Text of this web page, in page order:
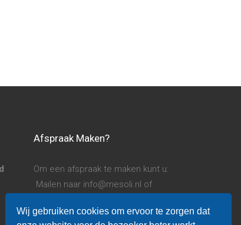
Afspraak Maken?
Om een afspraak te maken kunt u:
Mailen naar info@mesoli.nl of
Wij gebruiken cookies om ervoor te zorgen dat